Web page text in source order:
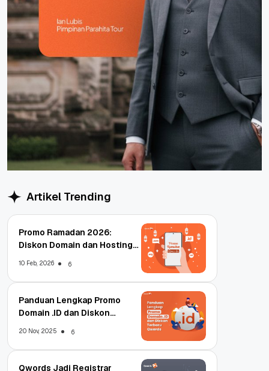
Artikel Trending
Promo Ramadan 2026:
Diskon Domain dan Hosting
10 Feb, 2026 6
Panduan Lengkap Promo
Domain .ID dan Diskon
20 Nov, 2025 6
Qwords Jadi Registrar